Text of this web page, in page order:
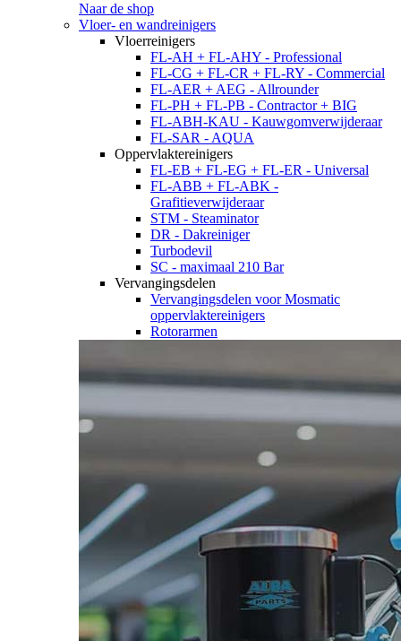
Naar de shop
Vloer- en wandreinigers
Vloerreinigers
FL-AH + FL-AHY - Professional
FL-CG + FL-CR + FL-RY - Commercial
FL-AER + AEG - Allrounder
FL-PH + FL-PB - Contractor + BIG
FL-ABH-KAU - Kauwgomverwijderaar
FL-SAR - AQUA
Oppervlaktereinigers
FL-EB + FL-EG + FL-ER - Universal
FL-ABB + FL-ABK -
Grafitieverwijderaar
STM - Steaminator
DR - Dakreiniger
Turbodevil
SC - maximaal 210 Bar
Vervangingsdelen
Vervangingsdelen voor Mosmatic
oppervlaktereinigers
Rotorarmen